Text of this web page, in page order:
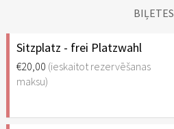
BIĻETES
Sitzplatz - frei Platzwahl
€20,00 (ieskaitot rezervēšanas
maksu)